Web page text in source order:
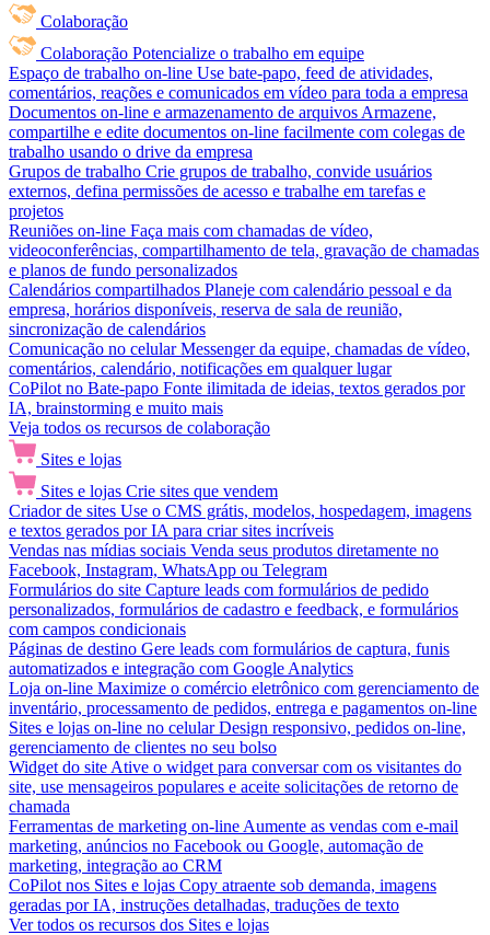
Colaboração
Colaboração Potencialize o trabalho em equipe
Espaço de trabalho on-line Use bate-papo, feed de atividades,
comentários, reações e comunicados em vídeo para toda a empresa
Documentos on-line e armazenamento de arquivos Armazene,
compartilhe e edite documentos on-line facilmente com colegas de
trabalho usando o drive da empresa
Grupos de trabalho Crie grupos de trabalho, convide usuários
externos, defina permissões de acesso e trabalhe em tarefas e
projetos
Reuniões on-line Faça mais com chamadas de vídeo,
videoconferências, compartilhamento de tela, gravação de chamadas
e planos de fundo personalizados
Calendários compartilhados Planeje com calendário pessoal e da
empresa, horários disponíveis, reserva de sala de reunião,
sincronização de calendários
Comunicação no celular Messenger da equipe, chamadas de vídeo,
comentários, calendário, notificações em qualquer lugar
CoPilot no Bate-papo Fonte ilimitada de ideias, textos gerados por
IA, brainstorming e muito mais
Veja todos os recursos de colaboração
Sites e lojas
Sites e lojas Crie sites que vendem
Criador de sites Use o CMS grátis, modelos, hospedagem, imagens
e textos gerados por IA para criar sites incríveis
Vendas nas mídias sociais Venda seus produtos diretamente no
Facebook, Instagram, WhatsApp ou Telegram
Formulários do site Capture leads com formulários de pedido
personalizados, formulários de cadastro e feedback, e formulários
com campos condicionais
Páginas de destino Gere leads com formulários de captura, funis
automatizados e integração com Google Analytics
Loja on-line Maximize o comércio eletrônico com gerenciamento de
inventário, processamento de pedidos, entrega e pagamentos on-line
Sites e lojas on-line no celular Design responsivo, pedidos on-line,
gerenciamento de clientes no seu bolso
Widget do site Ative o widget para conversar com os visitantes do
site, use mensageiros populares e aceite solicitações de retorno de
chamada
Ferramentas de marketing on-line Aumente as vendas com e-mail
marketing, anúncios no Facebook ou Google, automação de
marketing, integração ao CRM
CoPilot nos Sites e lojas Copy atraente sob demanda, imagens
geradas por IA, instruções detalhadas, traduções de texto
Ver todos os recursos dos Sites e lojas